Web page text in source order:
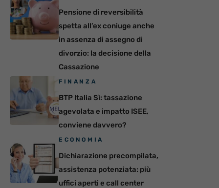
Pensione di reversibilità
spetta all’ex coniuge anche
in assenza di assegno di
divorzio: la decisione della
Cassazione
FINANZA
BTP Italia Sì: tassazione
agevolata e impatto ISEE,
conviene davvero?
ECONOMIA
Dichiarazione precompilata,
assistenza potenziata: più
uffici aperti e call center